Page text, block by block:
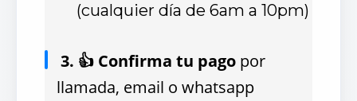
(cualquier día de 6am a 10pm)
3. 👍 Confirma tu pago por
llamada, email o whatsapp